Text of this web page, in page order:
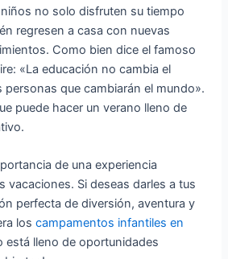
no solo disfruten su tiempo
regresen a casa con nuevas
Como bien dice el famoso
«La educación no cambia el
personas que cambiarán el mundo».
puede hacer un verano lleno de
de una experiencia
vacaciones. Si deseas darles a tus
perfecta de diversión, aventura y
los campamentos infantiles en
está lleno de oportunidades